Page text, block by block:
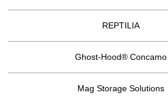
REPTILIA
Ghost-Hood® Concamo
Mag Storage Solutions